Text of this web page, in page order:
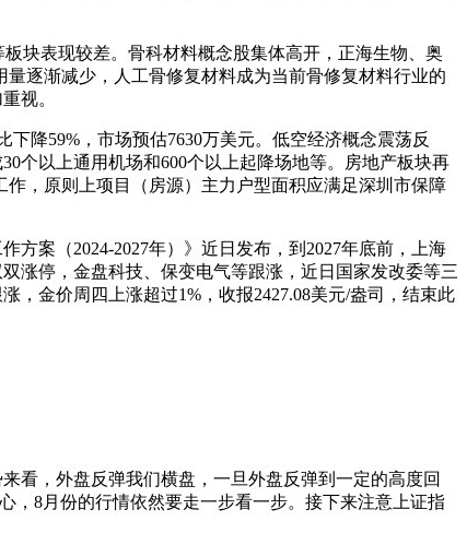
块表现较差。骨科材料概念股集体高开，正海生物、奥
逐渐减少，人工骨修复材料成为当前骨修复材料行业的
视。
降59%，市场预估7630万美元。低空经济概念震荡反
个以上通用机场和600个以上起降场地等。房地产板块再
，原则上项目（房源）主力户型面积应满足深圳市保障
案（2024-2027年）》近日发布，到2027年底前，上海
涨停，金盘科技、保变电气等跟涨，近日国家发改委等三
，金价周四上涨超过1%，收报2427.08美元/盎司，结束此
看，外盘反弹我们横盘，一旦外盘反弹到一定的高度回
，8月份的行情依然要走一步看一步。接下来注意上证指